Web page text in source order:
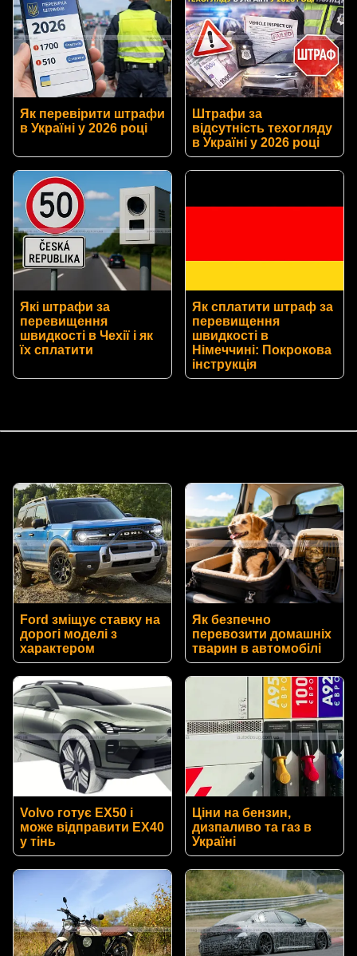
Як перевірити штрафи
в Україні у 2026 році
Штрафи за
відсутність техогляду
в Україні у 2026 році
Які штрафи за
перевищення
швидкості в Чехії і як
їх сплатити
Як сплатити штраф за
перевищення
швидкості в
Німеччині: Покрокова
інструкція
Ford зміщує ставку на
дорогі моделі з
характером
Як безпечно
перевозити домашніх
тварин в автомобілі
Volvo готує EX50 і
може відправити EX40
у тінь
Ціни на бензин,
дизпаливо та газ в
Україні